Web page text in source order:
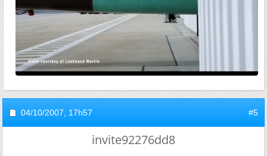
04/10/2007, 17h57 #5
invite92276dd8